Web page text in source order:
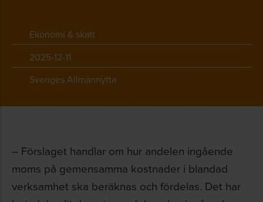
Ekonomi & skatt
2025-12-11
Sveriges Allmännytta
– Förslaget handlar om hur andelen ingående
moms på gemensamma kostnader i blandad
verksamhet ska beräknas och fördelas. Det har